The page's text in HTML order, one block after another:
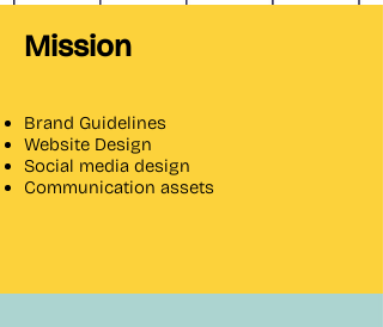
Mission
Brand Guidelines
Website Design
Social media design
Communication assets